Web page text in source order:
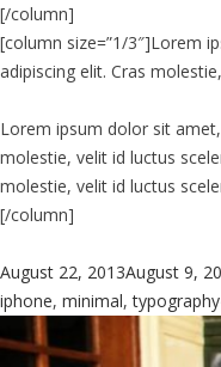
[/column]
[column size=”1/3″]Lorem
adipiscing elit. Cras
Lorem ipsum dolor sit
molestie, velit id luctus
molestie, velit id luctus
[/column]
Posted
on
August 22, 2013August 9,
iphone, minimal,typography